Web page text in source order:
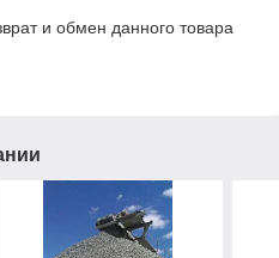
и обмен данного товара